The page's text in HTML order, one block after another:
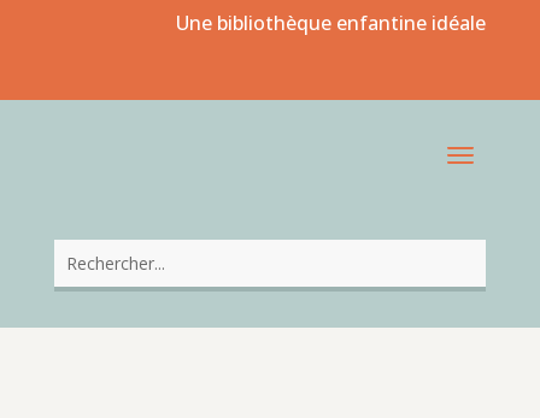
Une bibliothèque enfantine idéale